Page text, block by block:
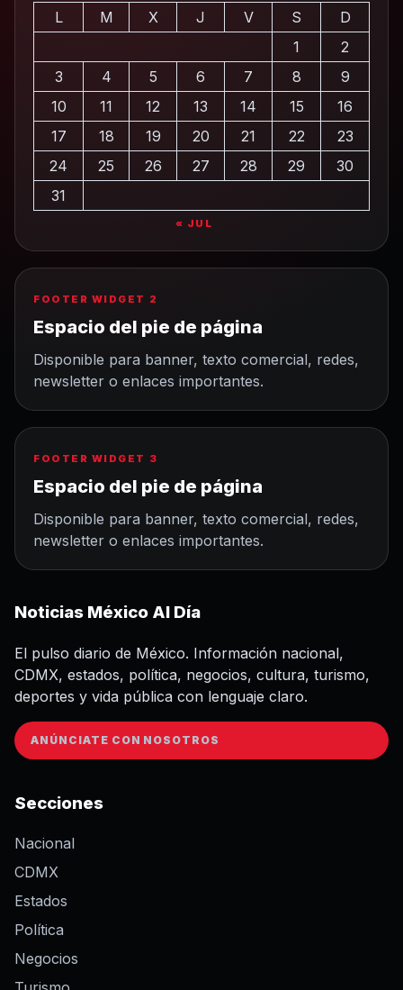
L
M X J V S
D
1
2
3
4 5 6 7 8
9
10
11 12 13 14 15
16
17
18 19 20 21 22
23
24
25 26 27 28 29
30
31
« JUL
FOOTER WIDGET 2
Espacio del pie de página
Disponible para banner, texto comercial, redes,
newsletter o enlaces importantes.
FOOTER WIDGET 3
Espacio del pie de página
Disponible para banner, texto comercial, redes,
newsletter o enlaces importantes.
Noticias México Al Día
El pulso diario de México. Información nacional,
CDMX, estados, política, negocios, cultura, turismo,
deportes y vida pública con lenguaje claro.
ANÚNCIATE CON NOSOTROS
Secciones
Nacional
CDMX
Estados
Política
Negocios